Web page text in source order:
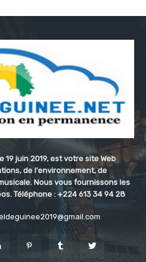
19 juin 2019, est votre site Web
de l'environnement, de
Nous vous fournissons les
Téléphone : +224 613 34 94 28